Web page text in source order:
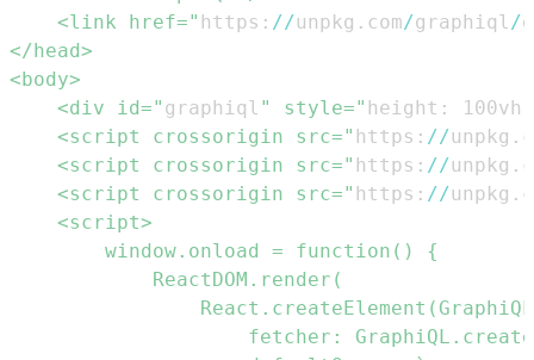
    <link href="
https : //unpkg . com/graphiql/
    <div id="
graphiql " style=" height : 100vh
    <script crossorigin src="
https : //unpkg .
    <script crossorigin src="
https : //unpkg .
    <script crossorigin src="
https : //unpkg .
fetcher: